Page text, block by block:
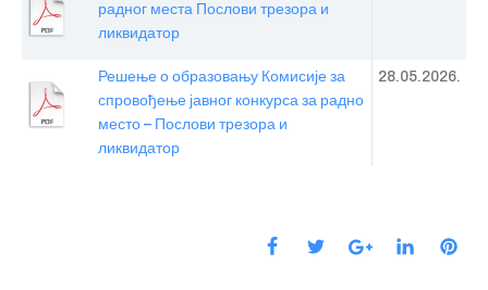
радног места Послови трезора и
ликвидатор
Решење о образовању Комисије за
спровођење јавног конкурса за радно
место – Послови трезора и
ликвидатор
28.05.2026.